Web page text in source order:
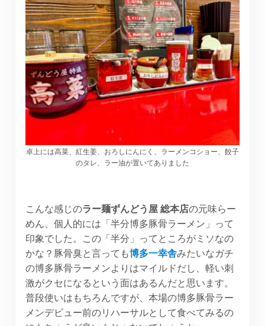
卓上には高菜、紅生姜、おろしにんにく、ラーメンコショー、餃子
のタレ、ラー油が置いてありました
こんな感じのラー麺ずんどう屋 総本店の元味らー
めん、個人的には「半分博多豚骨ラーメン」って
印象でした。この「半分」ってところがミソなの
かな？豚骨臭と言っても博多一幸舎みたいなガチ
の博多豚骨ラーメンよりはマイルドだし、軽い刺
激がクセになるという面はあるんだと思います。
普段使いはもちろんですが、本場の博多豚骨ラー
メンデビュー前のリハーサルとして食べてみるの